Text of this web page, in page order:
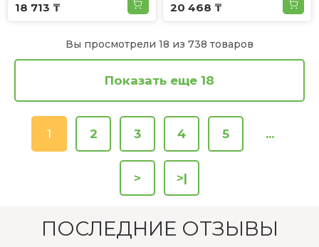
18 713 ₸ 20 468 ₸
Вы просмотрели 18 из 738 товаров
Показать еще 18
1 2 3 4 5 ...
> >|
ПОСЛЕДНИЕ ОТЗЫВЫ